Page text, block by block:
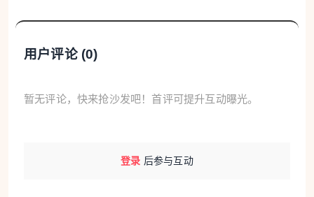
用户评论 (0)
暂无评论，快来抢沙发吧！首评可提升互动曝光。
登录 后参与互动